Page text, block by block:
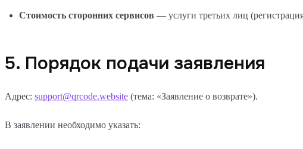
Стоимость сторонних сервисов — услуги третьих лиц
5. Порядок подачи заявления
Адрес: support@qrcode.website (тема: «Заявление о возврате»).
В заявлении необходимо указать: